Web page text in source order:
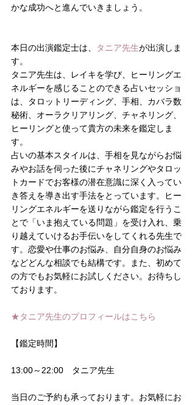
かな成功へと進んでいきましょう。
本日の出演鑑定士は、 タニア先生が出演しま
す。
タニア先生は、レイキを学び、ヒーリングエ
ネルギーを感じることのできる占いセッショ
は、タロットリーディング、手相、カバラ数
秘術、オーラクリアリング、チャネリング、
ヒーリングと使って貴方の未来を鑑定しま
す。
占いの基本スタイルは、手相を見ながらお悩
みやお話を伺った後にチャネリングやタロッ
トカードでお客様の潜在意識に深く入ってい
き答えを導き出す手法をとっています。ヒー
リングエネルギーを送りながら鑑定を行うこ
とで「いま抱えている問題」を受け入れ、乗
り越えていけるお手伝いをしてくれる先生で
す。恋愛や仕事のお悩み、自分自身のお悩み
などどんな相談でも結構です。また、初めて
の方でもお気軽にお試しください。お待ちし
ております。
★タニア先生のプロフィールは こちら
【鑑定時間】
13:00～22:00　タニア先生
当日のご予約も承っております。お気軽にお